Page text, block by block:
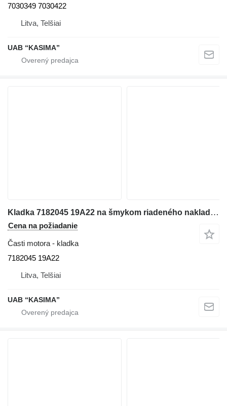
7030349 7030422
Litva, Telšiai
UAB “KASIMA”
Kladka 7182045 19A22 na šmykom riadeného nakladača Bobcat S76
Cena na požiadanie
Časti motora - kladka
7182045 19A22
Litva, Telšiai
UAB “KASIMA”